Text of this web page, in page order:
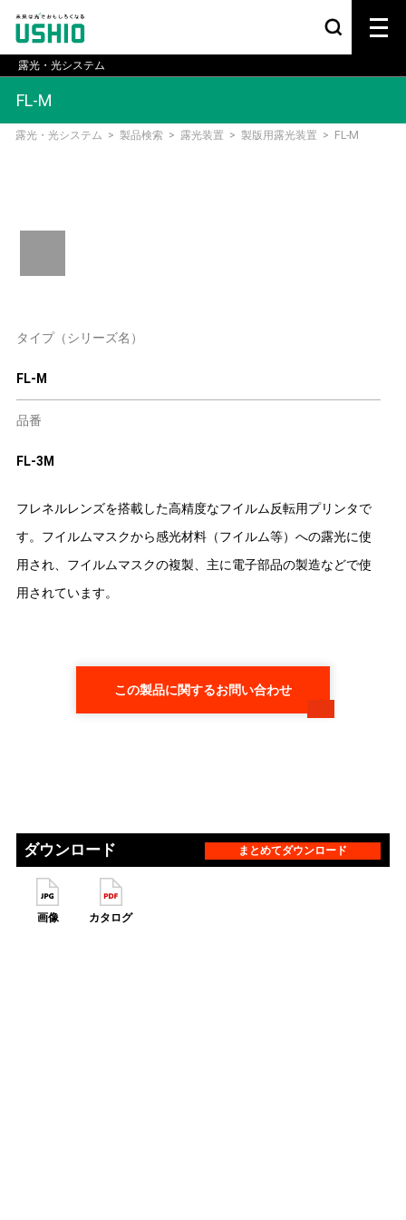
露光・光システム
FL-M
露光・光システム > 製品検索 > 露光装置 > 製版用露光装置 > FL-M
タイプ（シリーズ名）
FL-M
品番
FL-3M
フレネルレンズを搭載した高精度なフイルム反転用プリンタで
す。フイルムマスクから感光材料（フイルム等）への露光に使
用され、フイルムマスクの複製、主に電子部品の製造などで使
用されています。
この製品に関するお問い合わせ
ダウンロード まとめてダウンロード
画像 カタログ